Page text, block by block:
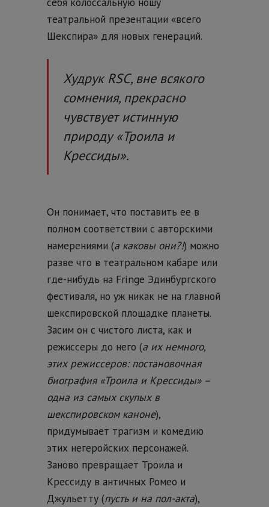
театральной презентации «всего
Шекспира» для новых генераций.
Худрук RSC, вне всякого
сомнения, прекрасно
чувствует истинную
природу «Троила и
Крессиды».
Он понимает, что поставить ее в
полном соответствии с авторскими
намерениями (а каковы они?!) можно
разве что в театральном кабаре или
где-нибудь на Fringe Эдинбургского
фестиваля, но уж никак не на главной
шекспировской площадке планеты.
Засим он с чистого листа, как и
режиссеры до него (а их немного,
этих режиссеров: постановочная
биография «Троила и Крессиды» –
одна из самых скупых в
шекспировском каноне),
придумывает трагизм и комедию
этих негеройских персонажей.
Заново превращает Троила и
Крессиду в античных Ромео и
Джульетту (пусть и на пол-акта),